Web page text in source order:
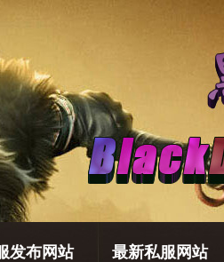
发布网站 最新私服网站